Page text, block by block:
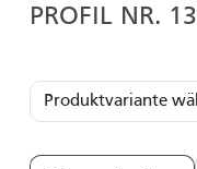
PROFIL NR. 13